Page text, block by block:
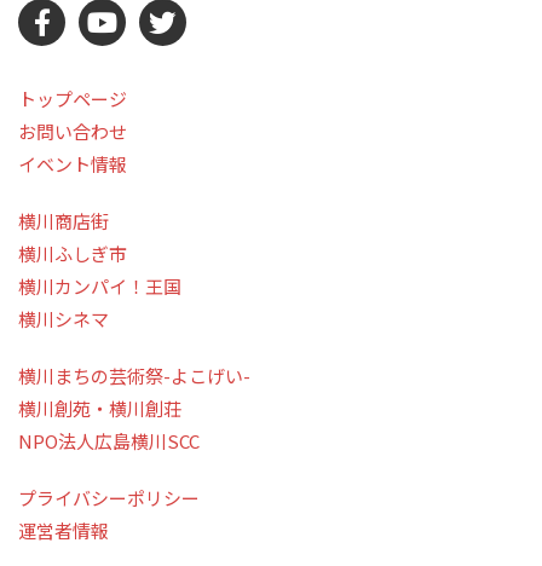
トップページ
お問い合わせ
イベント情報
横川商店街
横川ふしぎ市
横川カンパイ！王国
横川シネマ
横川まちの芸術祭-よこげい-
横川創苑・横川創荘
NPO法人広島横川SCC
プライバシーポリシー
運営者情報